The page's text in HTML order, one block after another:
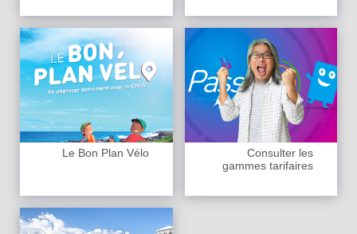
Le Bon Plan Vélo
Consulter les
gammes tarifaires